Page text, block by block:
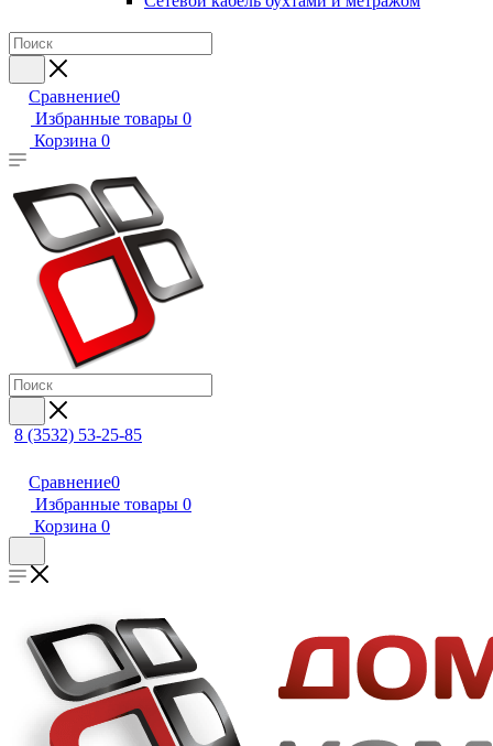
Сравнение0
Избранные товары 0
Корзина 0
8 (3532) 53-25-85
Сравнение0
Избранные товары 0
Корзина 0